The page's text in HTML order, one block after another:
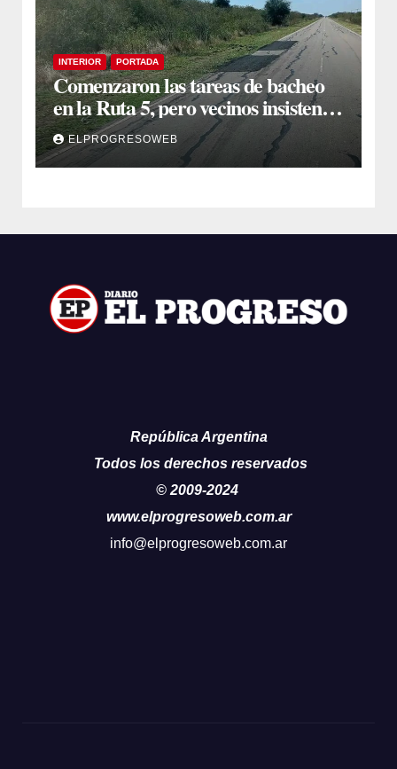
INTERIOR PORTADA
Comenzaron las tareas de bacheo
en la Ruta 5, pero vecinos insisten
en un reclamo integral
ELPROGRESOWEB
República Argentina
Todos los derechos reservados
© 2009-2024
www.elprogresoweb.com.ar
info@elprogresoweb.com.ar